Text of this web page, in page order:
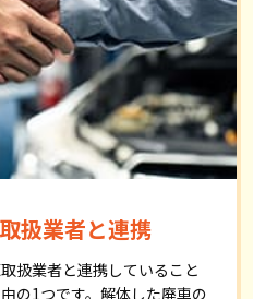
扱業者と連携
扱業者と連携していること
の1つです。解体した廃車の